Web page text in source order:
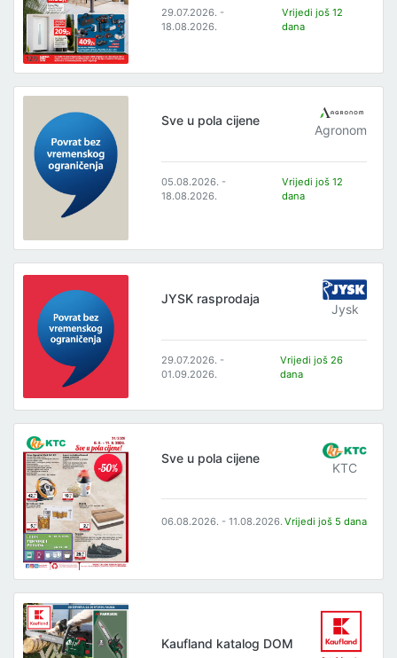
29.07.2026. -
18.08.2026.
Vrijedi još 12
dana
Sve u pola cijene
Agronom
05.08.2026. -
18.08.2026.
Vrijedi još 12
dana
JYSK rasprodaja
Jysk
29.07.2026. -
01.09.2026.
Vrijedi još 26
dana
Sve u pola cijene
KTC
06.08.2026. - 11.08.2026. Vrijedi još 5 dana
Kaufland katalog DOM